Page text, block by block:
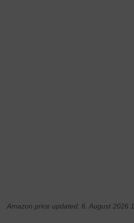
Amazon price updated: 6. August 2026